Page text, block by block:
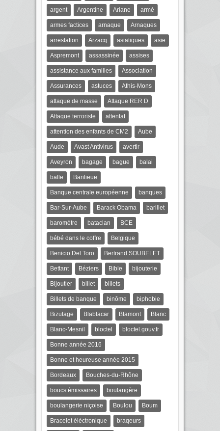
argent Argentine Ariane armé
armes factices arnaque Arnaques
arrestation Arzacq asiatiques asie
Aspremont assassinée assises
assistance aux familles Association
Assurances astuces Athis-Mons
attaque de masse Attaque RER D
Attaque terroriste attentat
attention des enfants de CM2 Aube
Aude Avast Antivirus avertir
Aveyron bagage bague balai
balle Banlieue
Banque centrale européenne banques
Bar-Sur-Aube Barack Obama barillet
baromètre bataclan BCE
bébé dans le coffre Belgique
Benicio Del Toro Bertrand SOUBELET
Bettant Béziers Bible bijouterie
Bijoutier billet billets
Billets de banque binôme biphobie
Bizutage Blablacar Blamont Blanc
Blanc-Mesnil bloctel bloctel.gouv.fr
Bonne année 2016
Bonne et heureuse année 2015
Bordeaux Bouches-du-Rhône
boucs émissaires boulangère
boulangerie niçoise Boulou Boum
Bracelet éléctronique braqeurs